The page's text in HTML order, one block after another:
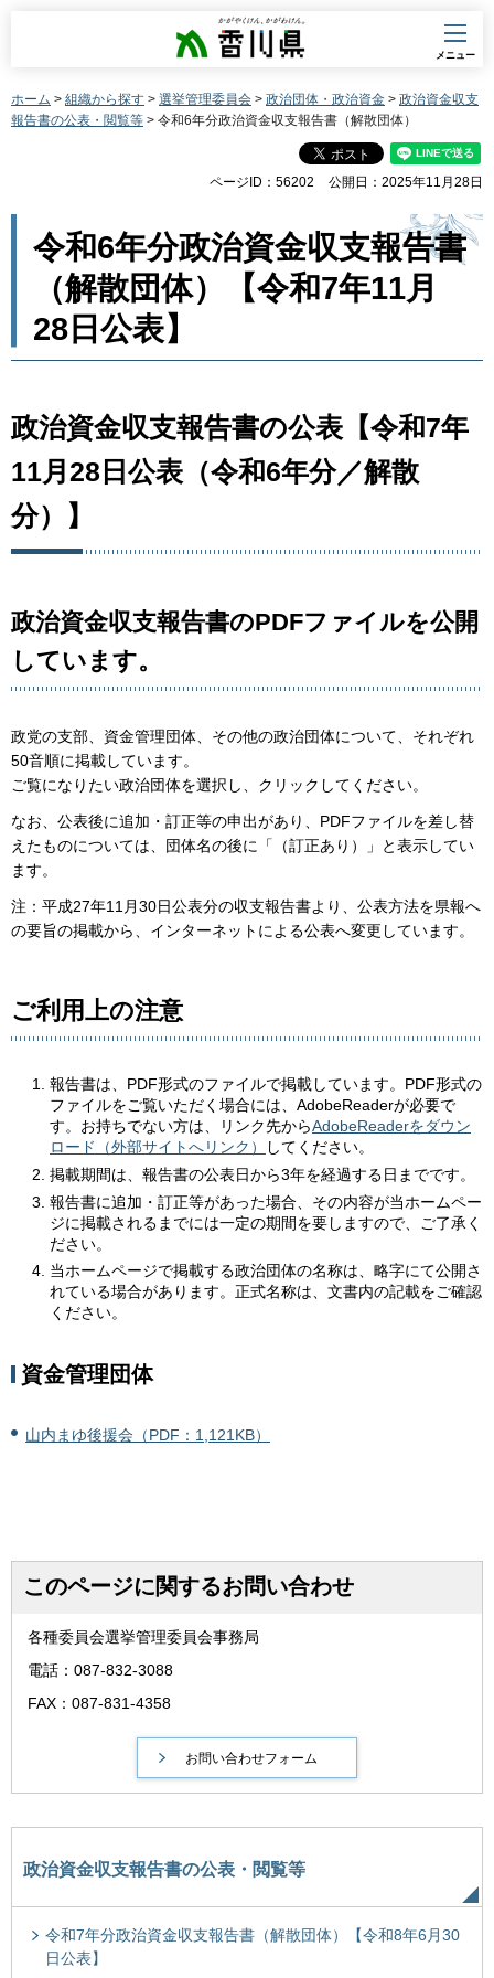
香川県
メニュー
ホーム > 組織から探す > 選挙管理委員会 > 政治団体・政治資金 > 政治資金収支
報告書の公表・閲覧等 > 令和6年分政治資金収支報告書（解散団体）
ページID：56202 公開日：2025年11月28日
令和6年分政治資金収支報告書
（解散団体）【令和7年11月
28日公表】
政治資金収支報告書の公表【令和7年
11月28日公表（令和6年分／解散
分）】
政治資金収支報告書のPDFファイルを公開
しています。
政党の支部、資金管理団体、その他の政治団体について、それぞれ
50音順に掲載しています。
ご覧になりたい政治団体を選択し、クリックしてください。
なお、公表後に追加・訂正等の申出があり、PDFファイルを差し替
えたものについては、団体名の後に「（訂正あり）」と表示してい
ます。
注：平成27年11月30日公表分の収支報告書より、公表方法を県報へ
の要旨の掲載から、インターネットによる公表へ変更しています。
ご利用上の注意
報告書は、PDF形式のファイルで掲載しています。PDF形式の
ファイルをご覧いただく場合には、AdobeReaderが必要で
す。お持ちでない方は、リンク先からAdobeReaderをダウン
ロード（外部サイトへリンク）
してください。
掲載期間は、報告書の公表日から3年を経過する日までです。
報告書に追加・訂正等があった場合、その内容が当ホームペー
ジに掲載されるまでには一定の期間を要しますので、ご了承く
ださい。
当ホームページで掲載する政治団体の名称は、略字にて公開さ
れている場合があります。正式名称は、文書内の記載をご確認
ください。
資金管理団体
山内まゆ後援会（PDF：1,121KB）
このページに関するお問い合わせ
各種委員会選挙管理委員会事務局
電話：087-832-3088
FAX：087-831-4358
政治資金収支報告書の公表・閲覧等
令和7年分政治資金収支報告書（解散団体）【令和8年6月30
日公表】